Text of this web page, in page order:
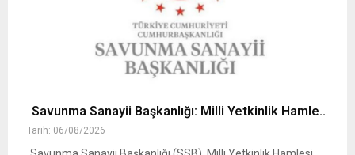
Savunma Sanayii Başkanlığı: Milli Yetkinlik Hamle..
Tarih: 06/08/2026